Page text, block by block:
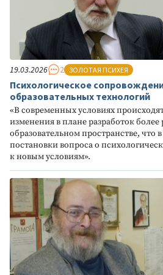
19.03.2026 2 ЗОЛОТАЯ ПСИХЕЯ
Психологическое
образовательных технологий
«В современных условиях
изменения в плане разработок
образовательном пространстве, что
постановки вопроса о
к новым условиям».